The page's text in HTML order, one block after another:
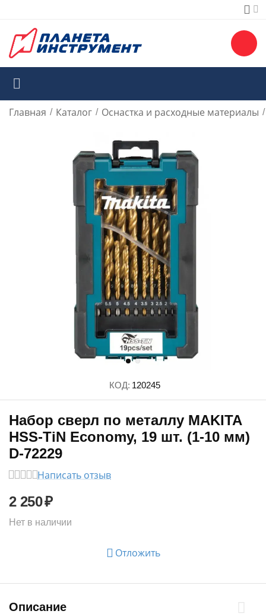
Главная / Каталог / Оснастка и расходные материалы /
КОД: 120245
Набор сверл по металлу MAKITA
HSS-TiN Economy, 19 шт. (1-10 мм)
D-72229
Написать отзыв
2 250₽
Нет в наличии
Отложить
Описание